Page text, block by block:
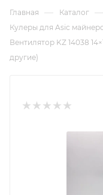
Главная — Каталог —
Кулеры для Asic
Вентилятор KZ 14038
другие)